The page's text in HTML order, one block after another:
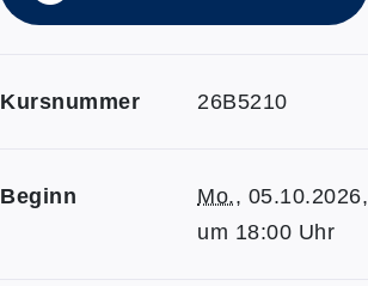
Kursnummer 26B5210
Beginn Mo., 05.10.2026,
um 18:00 Uhr